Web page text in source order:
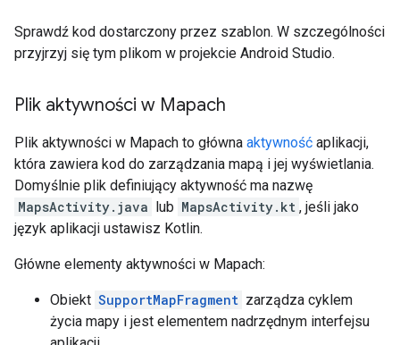
Sprawdź kod dostarczony przez szablon. W szczególności
przyjrzyj się tym plikom w projekcie Android Studio.
Plik aktywności w Mapach
Plik aktywności w Mapach to główna aktywność aplikacji,
która zawiera kod do zarządzania mapą i jej wyświetlania.
Domyślnie plik definiujący aktywność ma nazwę
MapsActivity.java lub MapsActivity.kt , jeśli jako
język aplikacji ustawisz Kotlin.
Główne elementy aktywności w Mapach:
Obiekt SupportMapFragment zarządza cyklem
życia mapy i jest elementem nadrzędnym interfejsu